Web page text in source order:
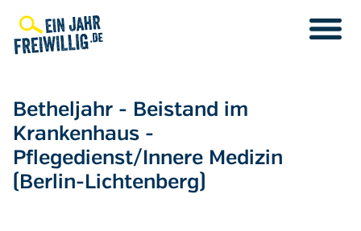
zum
Inhalt
Betheljahr - Beistand im
Krankenhaus -
Pflegedienst/Innere Medizin
(Berlin-Lichtenberg)